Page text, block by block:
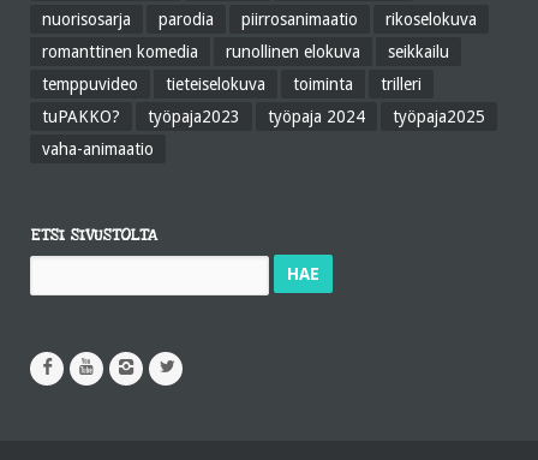
nuorisosarja
parodia piirrosanimaatio
rikoselokuva
romanttinen komedia
runollinen elokuva
seikkailu
temppuvideo
tieteiselokuva toiminta
trilleri
tuPAKKO?
työpaja2023 työpaja 2024
työpaja2025
vaha-animaatio
ETSI SIVUSTOLTA